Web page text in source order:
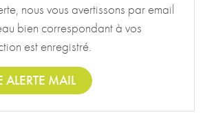
nous vous avertissons par email
bien correspondant à vos
est enregistré.
ALERTE MAIL